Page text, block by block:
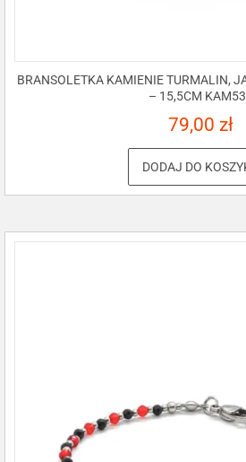
BRANSOLETKA KAMIENIE TURMALIN,
– 15,5CM
79,00 zł
DODAJ DO